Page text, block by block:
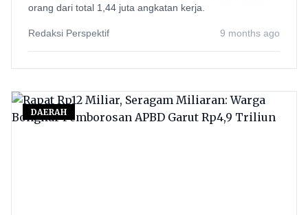
orang dari total 1,44 juta angkatan kerja.
Redaksi Perspektif 9 months ago
DAERAH